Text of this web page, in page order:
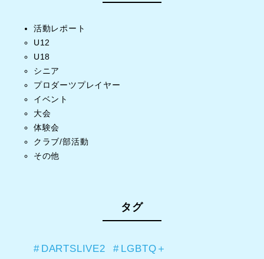
活動レポート
U12
U18
シニア
プロダーツプレイヤー
イベント
大会
体験会
クラブ/部活動
その他
タグ
DARTSLIVE2
LGBTQ＋